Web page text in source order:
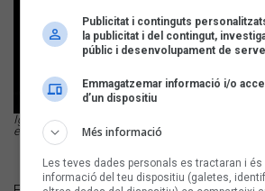
Ignasi Terraza actuant als Premis Enderrock-
el guardó a la trajectòria Foto: Juan Miguel
Publicitat i continguts
la publicitat i del contingut,
públic i desenvolupament de
Emmagatzemar informació i/o
d’un dispositiu
Més informació
Les teves dades personals es tractaran i és
informació del teu dispositiu (galetes,